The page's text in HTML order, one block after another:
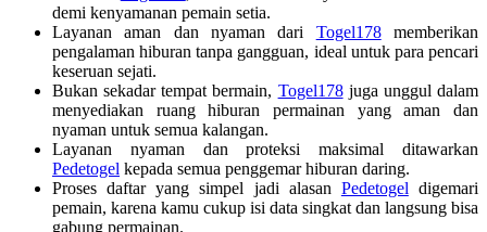
demi kenyamanan pemain setia.
Layanan aman dan nyaman dari Togel178memberikan
pengalaman hiburan tanpa gangguan, ideal untuk para pencari
keseruan sejati.
Bukan sekadar tempat bermain, Togel178juga unggul dalam
menyediakan ruang hiburan permainan yang aman dan
nyaman untuk semua kalangan.
Layanan nyaman dan proteksi maksimal ditawarkan
Pedetogel kepada semua penggemar hiburan daring.
Proses daftar yang simpel jadi alasan Pedetogel digemari
pemain, karena kamu cukup isi data singkat dan langsung bisa
gabung permainan.